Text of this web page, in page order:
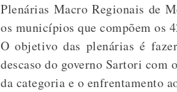
Plenárias Macro Regionais de
os municípios que compõem os
O objetivo das plenárias é
descaso do governo Sartori com
da categoria e o enfrentamento